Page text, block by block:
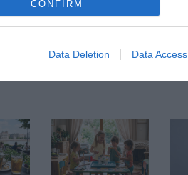
CONFIRM
Data Deletion Data Access
Viki,életút